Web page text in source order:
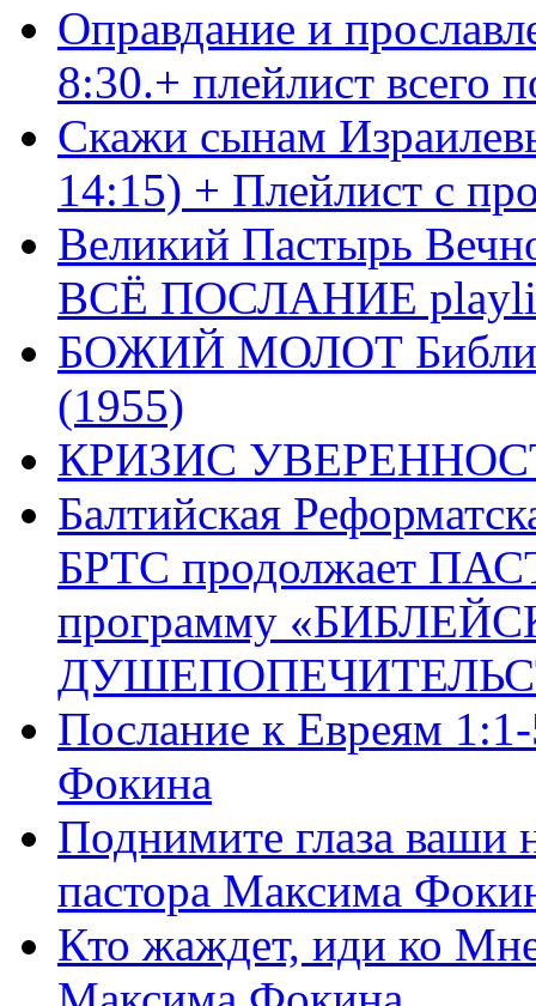
Оправдание и
8:30.+ плейлист
Скажи сынам
14:15) + Плейлист с
Великий Пастырь
ВСЁ ПОСЛАНИЕ
БОЖИЙ МОЛОТ Библия
(1955)
КРИЗИС
Балтийская
БРТС продолжает
программу
Послание к Евреям
Фокина
Поднимите глаза ваши
пастора Максима
Кто жаждет, иди ко